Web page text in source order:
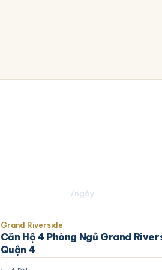
/ngày
Grand Riverside
Căn Hộ 4 Phòng Ngủ Grand
Quận 4